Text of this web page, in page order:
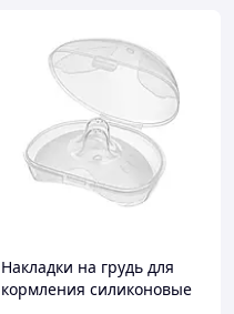
Накладки на грудь для
кормления силиконовые